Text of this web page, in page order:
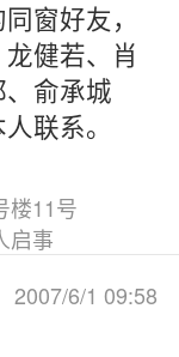
窗好友，
健若、肖
俞承城
联系。
楼11号
启事
2007/6/1 09:58